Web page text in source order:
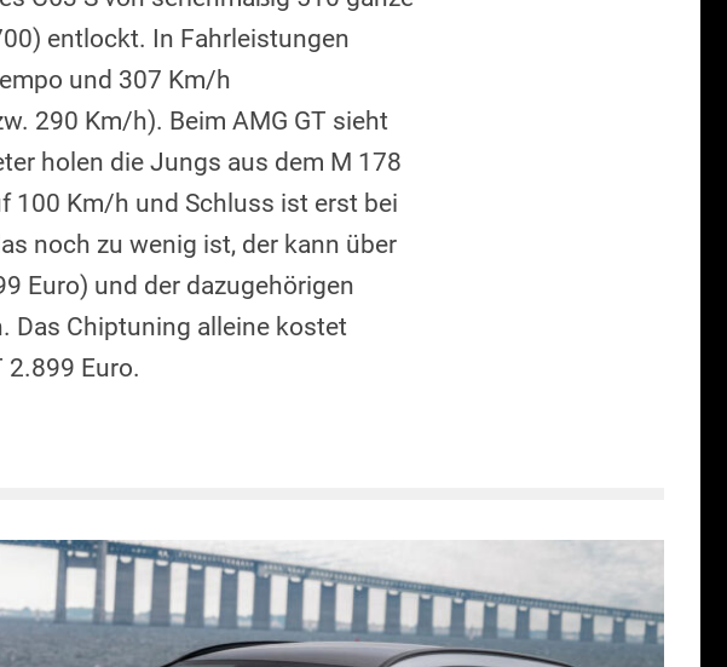
entlockt. In Fahrleistungen
und 307 Km/h
290 Km/h). Beim AMG GT sieht
holen die Jungs aus dem M 178
100 Km/h und Schluss ist erst bei
noch zu wenig ist, der kann über
Euro) und der dazugehörigen
Das Chiptuning alleine kostet
2.899 Euro.